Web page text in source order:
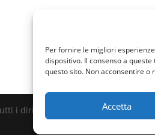
Per fornire le migliori
dispositivo. Il consenso a
questo sito. Non acconsentire
Accetta
i diritti riservati - P. IVA